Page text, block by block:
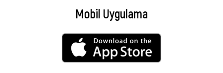
Mobil Uygulama